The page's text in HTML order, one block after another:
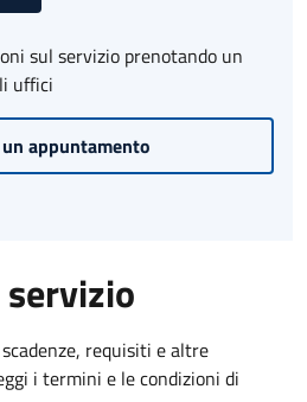
sul servizio prenotando un
uffici
appuntamento
requisiti e altre
i termini e le condizioni di